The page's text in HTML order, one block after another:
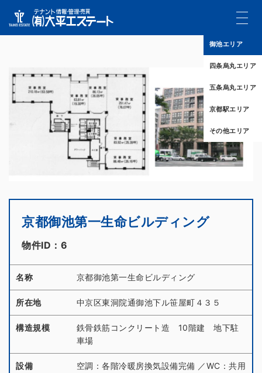
御池エリア
四条烏丸エリア
五条烏丸エリア
京都駅エリア
その他エリア
京都御池第一生命ビルディング
物件ID：6
名称 京都御池第一生命ビルディング
所在地 中京区東洞院通御池下ル笹屋町４３５
構造規模
鉄骨鉄筋コンクリート造 10階建 地下駐
車場
設備
空調：各階冷暖房換気設備完備 ／WC：共用